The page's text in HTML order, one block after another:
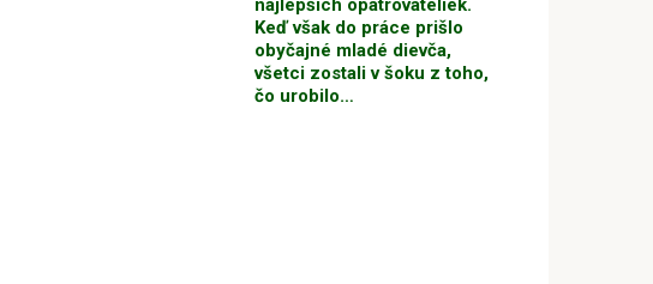
najlepších opatrovateliek.
Keď však do práce prišlo
obyčajné mladé dievča,
všetci zostali v šoku z toho,
čo urobilo…